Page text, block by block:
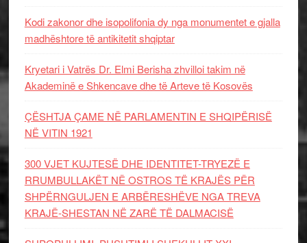
Kodi zakonor dhe isopolifonia dy nga monumentet e gjalla
madhështore të antikitetit shqiptar
Kryetari i Vatrës Dr. Elmi Berisha zhvilloi takim në
Akademinë e Shkencave dhe të Arteve të Kosovës
ÇËSHTJA ÇAME NË PARLAMENTIN E SHQIPËRISË
NË VITIN 1921
300 VJET KUJTESË DHE IDENTITET-TRYEZË E
RRUMBULLAKËT NË OSTROS TË KRAJËS PËR
SHPËRNGULJEN E ARBËRESHËVE NGA TREVA
KRAJË-SHESTAN NË ZARË TË DALMACISË